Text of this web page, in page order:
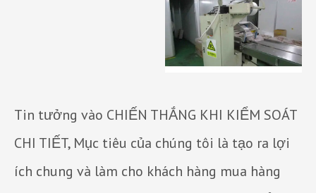
Tin tưởng vào CHIẾN THẮNG KHI KIỂM SOÁT
CHI TIẾT, Mục tiêu của chúng tôi là tạo ra lợi
ích chung và làm cho khách hàng mua hàng